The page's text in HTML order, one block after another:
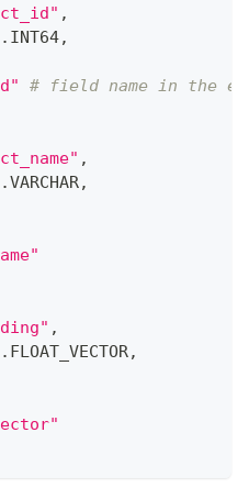
,
. INT64,
# field name in the
,
.VARCHAR,
,
. FLOAT_VECTOR,